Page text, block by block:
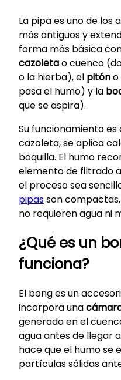
La pipa es uno de los
más antiguos y
forma más básica
cazoletao cuenco
o la hierba), el pitóno
pasa el humo) y la
que se aspira).
Su funcionamiento
cazoleta, se aplica
boquilla. El humo
elemento de filtrado
el proceso sea
pipasson
no requieren agua ni
¿Qué es un
funciona?
El bong es un
incorpora una
generado en el
agua antes de llegar
hace que el humo se
partículas sólidas